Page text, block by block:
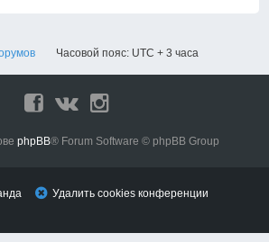
Часовой пояс: UTC + 3 часа
phpBB® Forum Software © phpBB Group
Удалить cookies конференции